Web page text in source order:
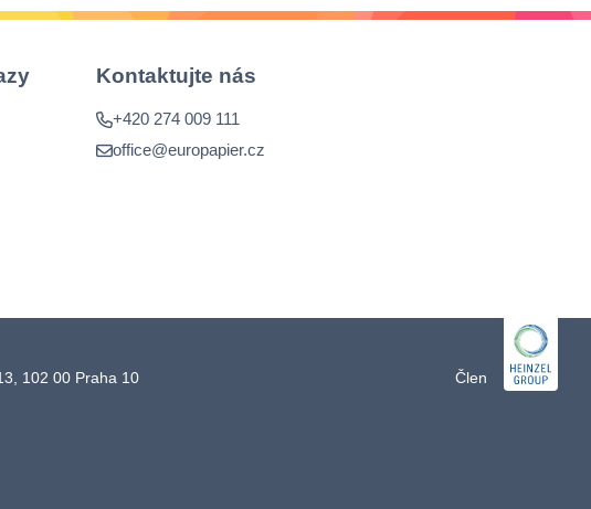
Kontaktujte nás
+420 274 009 111
office@europapier.cz
102 00 Praha 10 Člen